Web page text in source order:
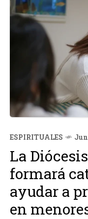
ESPIRITUALES
La
formará
ayudar a
en